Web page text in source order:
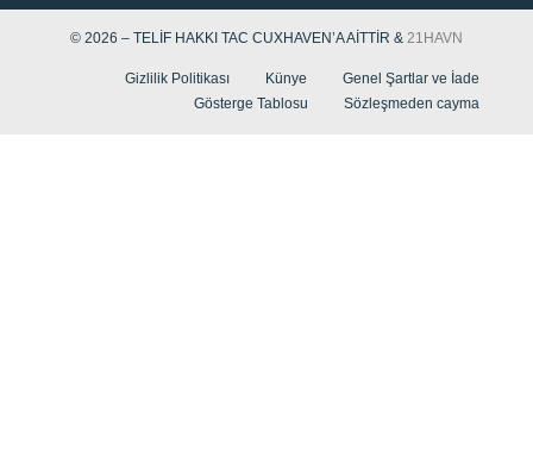
© 2026 – TELIF HAKKI TAC CUXHAVEN’A AITTIR & 21HAVN
Gizlilik Politikası Künye
Genel Şartlar ve İade
Gösterge Tablosu
Sözleşmeden cayma